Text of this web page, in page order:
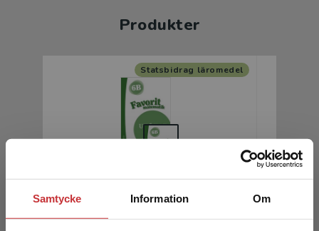
Samtycke Information Om
Produkter
Favorit matematik 6B Utökat
Statsbidrag läromedel